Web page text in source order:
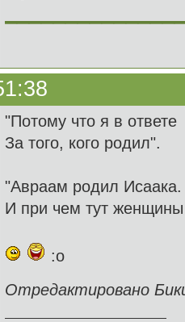
"Потому что я в ответе
За того, кого родил".
"Авраам родил
И при чем тут
:o
Отредактировано